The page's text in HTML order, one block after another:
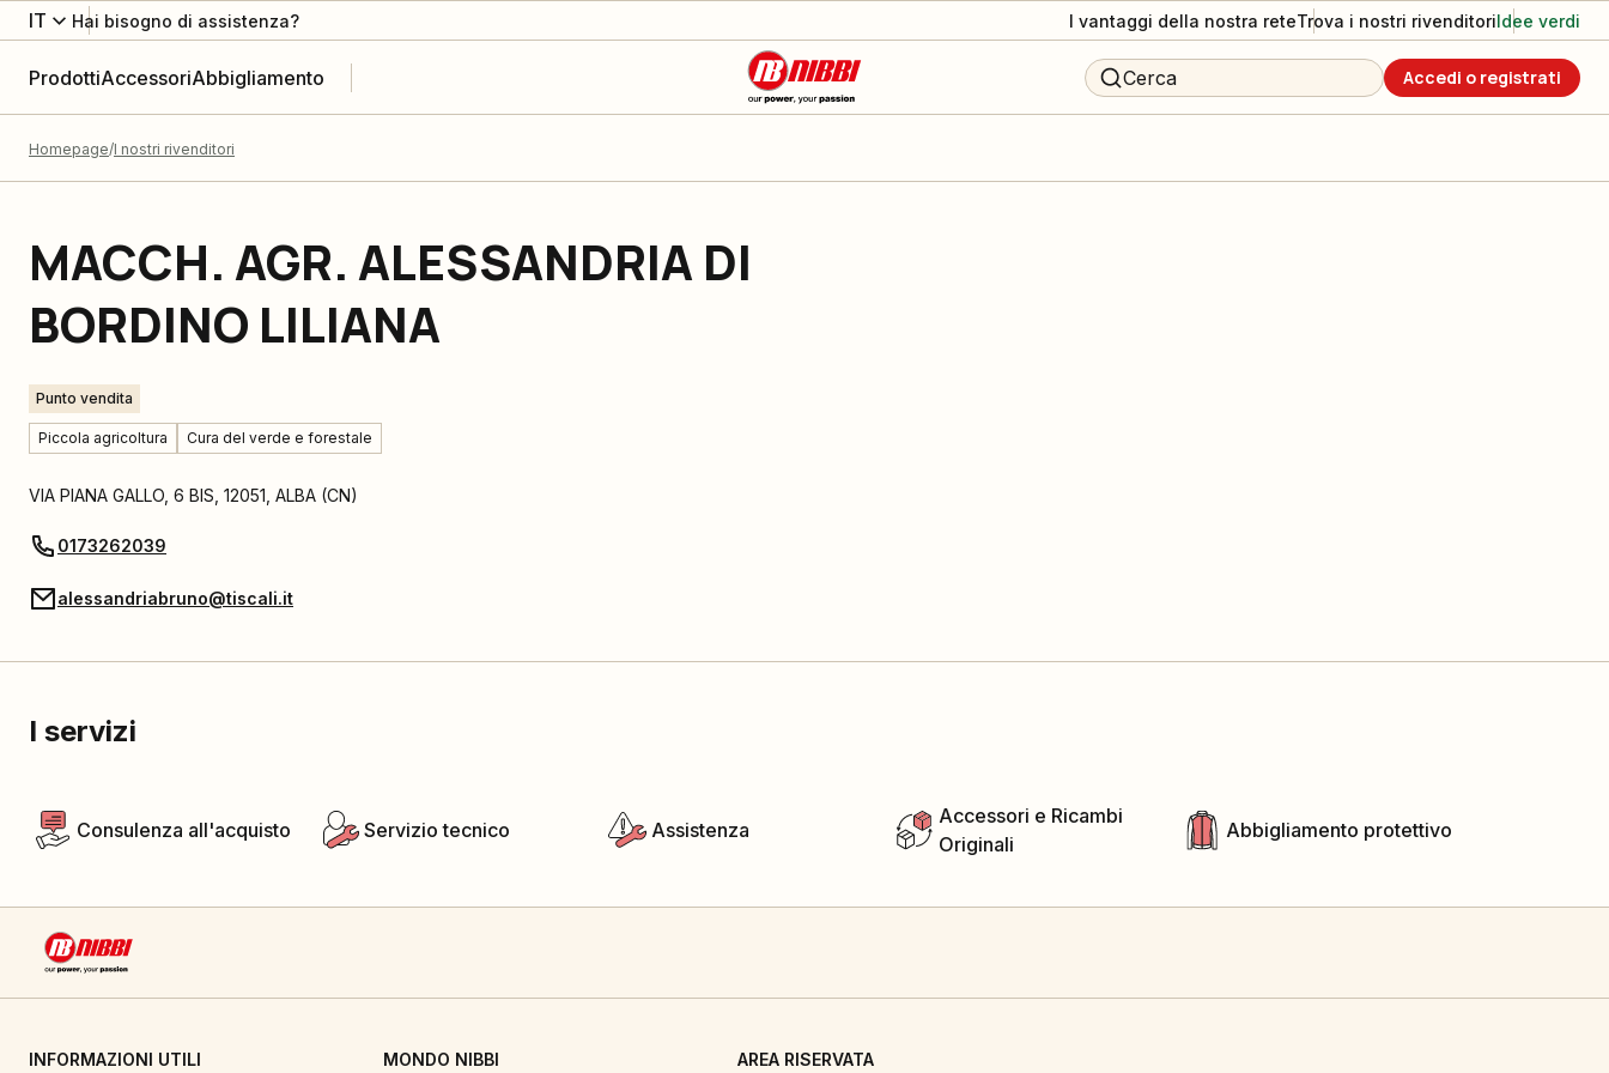
IT Hai bisogno di assistenza? I vantaggi della nostra reteTrova i nostri rivenditoriIdee verdi
ProdottiAccessoriAbbigliamento Cerca Accedi o registrati
Homepage I nostri rivenditori
MACCH. AGR. ALESSANDRIA DI
BORDINO LILIANA
Punto vendita
Piccola agricoltura Cura del verde e forestale
VIA PIANA GALLO, 6 BIS 12051 ALBA (CN)
0173262039
alessandriabruno@tiscali.it
I servizi
Consulenza all'acquisto Servizio tecnico Assistenza
Accessori e Ricambi
Originali
Abbigliamento protettivo
INFORMAZIONI UTILI MONDO NIBBI AREA RISERVATA